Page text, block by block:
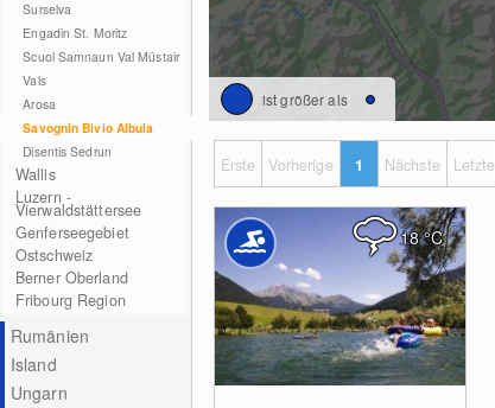
Surselva
Engadin St. Moritz
Scuol Samnaun Val Müstair
Vals
Arosa
Savognin Bivio Albula
Disentis Sedrun
Wallis
Luzern -
Vierwaldstättersee
Genferseegebiet
Ostschweiz
Berner Oberland
Fribourg Region
Rumänien
Island
Ungarn
ist größer als
Erste Vorherige 1 Nächste Letzte
18°C